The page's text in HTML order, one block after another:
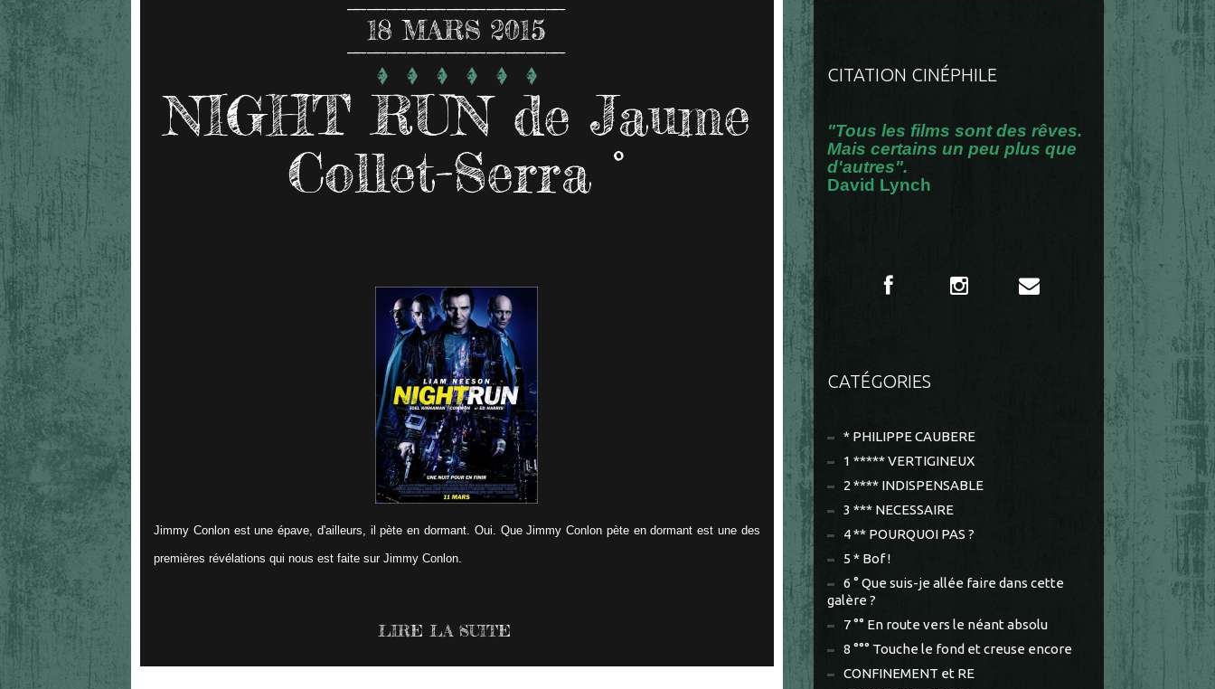
18 MARS 2015
NIGHT RUN de Jaume
Collet-Serra °
Jimmy Conlon est une épave, d'ailleurs, il pète en dormant. Oui. Que Jimmy Conlon pète en dormant est une des
premières révélations qui nous est faite sur Jimmy Conlon.
LIRE LA SUITE
CITATION CINÉPHILE
"Tous les films sont des rêves.
Mais certains un peu plus que
d'autres".
David Lynch
CATÉGORIES
* PHILIPPE CAUBERE
1 ***** VERTIGINEUX
2 **** INDISPENSABLE
3 *** NECESSAIRE
4 ** POURQUOI PAS ?
5 * Bof !
6 ° Que suis-je allée faire dans cette
galère ?
7 °° En route vers le néant absolu
8 °°° Touche le fond et creuse encore
CONFINEMENT et RE